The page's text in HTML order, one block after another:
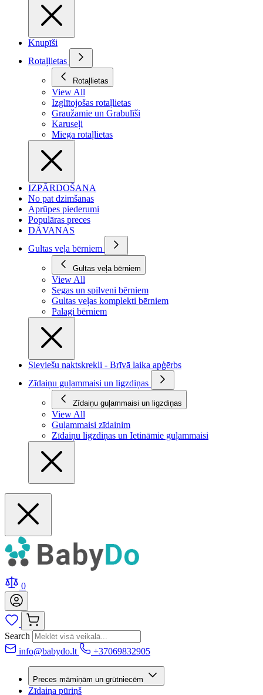
Knupīši
Rotaļlietas
Rotaļlietas
View All
Izglītojošas rotaļlietas
Graužamie un Grabulīši
Karuseļi
Miega rotaļlietas
IZPĀRDOŠANA
No pat dzimšanas
Aprūpes piederumi
Populāras preces
DĀVANAS
Gultas veļa bērniem
Gultas veļa bērniem
View All
Segas un spilveni bērniem
Gultas veļas komplekti bērniem
Palagi bērniem
Sieviešu naktskrekli - Brīvā laika apģērbs
Zīdaiņu guļammaisi un ligzdiņas
Zīdaiņu guļammaisi un ligzdiņas
View All
Guļammaisi zīdainim
Zīdaiņu ligzdiņas un Ietināmie guļammaisi
0
Search
info@babydo.lt
+37069832905
Preces māmiņām un grūtniecēm
Zīdaiņa pūriņš